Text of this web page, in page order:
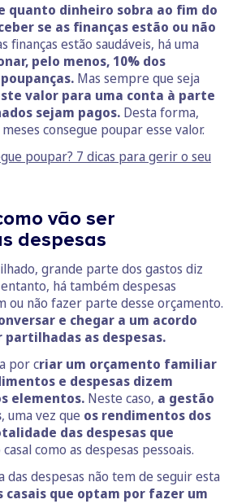
quanto dinheiro sobra ao fim do
se as finanças estão ou não
finanças estão saudáveis, há uma
pelo menos, 10% dos
Mas sempre que seja
valor para uma conta à parte
sejam pagos. Desta forma,
consegue poupar esse valor.
poupar? 7 dicas para gerir o seu
vão ser
despesas
grande parte dos gastos diz
há também despesas
ou não fazer parte desse orçamento.
e chegar a um acordo
partilhadas as despesas.
por criar um orçamento familiar
e despesas dizem
elementos. Neste caso, a gestão
, uma vez que os rendimentos dos
das despesas que
como as despesas pessoais.
despesas não tem de seguir esta
casais que optam por fazer um